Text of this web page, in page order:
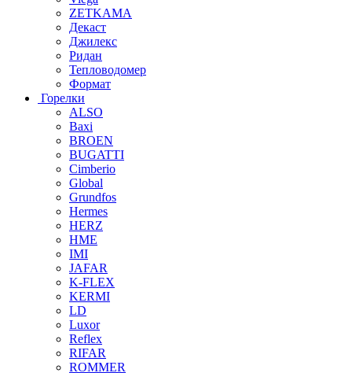
ZETKAMA
Декаст
Джилекс
Ридан
Тепловодомер
Формат
Горелки
ALSO
Baxi
BROEN
BUGATTI
Cimberio
Global
Grundfos
Hermes
HERZ
HME
IMI
JAFAR
K-FLEX
KERMI
LD
Luxor
Reflex
RIFAR
ROMMER